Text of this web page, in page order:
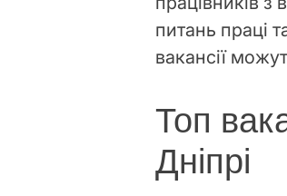
питань праці
вакансії
Топ
Дніпрі